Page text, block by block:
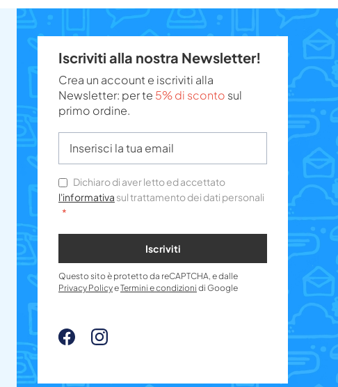
Iscriviti alla nostra Newsletter!
Crea un account e iscriviti alla
Newsletter: per te 5% di sconto sul
primo ordine.
Dichiaro di aver letto ed accettato
l'informativa sul trattamento dei dati personali
Iscriviti
Questo sito è protetto da reCAPTCHA, e dalle
Privacy PolicyeTermini e condizioni di Google